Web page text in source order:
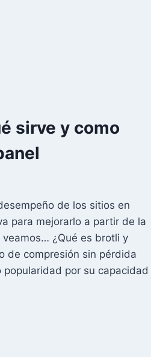
sirve y como
de los sitios en
para mejorarlo a partir de la
¿Qué es brotli y
de compresión sin pérdida
por su capacidad